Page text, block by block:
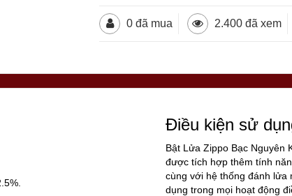
0 đã mua 2.400 đã xem
Điều kiện sử
Bật Lửa Zippo Bạc Nguyên
được tích hợp thêm tính
cùng với hệ thống đánh lửa
dụng trong mọi hoạt động